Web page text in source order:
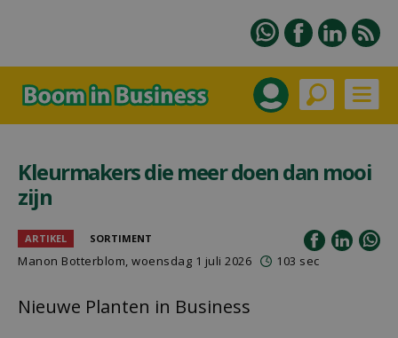
Kleurmakers die meer doen dan mooi
zijn
ARTIKEL SORTIMENT
Manon Botterblom, woensdag 1 juli 2026 103 sec
Nieuwe Planten in Business